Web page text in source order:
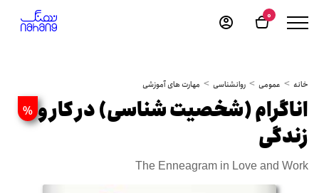
0
خانه عمومی روانشناسی مهارت های آموزشی
% اناگرام (شخصیت شناسی) در کار و
زندگی
The Enneagram in Love and Work